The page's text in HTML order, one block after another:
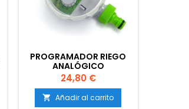
PROGRAMADOR RIEGO
ANALÓGICO
WASSERTECH
Precio
24,80 €
 Añadir al carrito